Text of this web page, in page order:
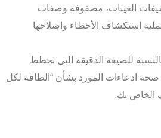
العينات، مصفوفة وصفات
استكشاف الأخطاء وإصلاحها
للصيغة الدقيقة التي تخطط
ادعاءات المورد بشأن “الطاقة لكل
الخاص بك.